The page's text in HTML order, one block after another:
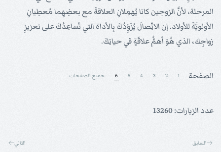
المرحلة، لأنَّ الزوجين كانا يُهمِلانِ العلاقةَ مع بعضِهِما مُعطِيانِ
الأولويَّةَ للأولاد. إن الاتِّصالَ يُزَوِّدُكَ بِالأداة التي تُساعِدُكَ على تعزيزِ
زواجِك، الذي هُوَ أهمُّ علاقَةٍ في حياتِكَ.
الصفحة 1
2
3
4
5
6 جميع الصفحات
عدد الزيارات: 13260
السابق التالي